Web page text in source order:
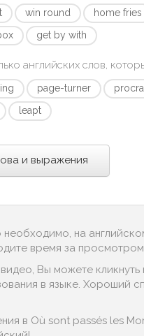
win round home fries
get by with
английских слов,
page-turner
leapt
и выражения
необходимо, на
время за
Вы можете
в языке. Хороший
в Où sont passés les